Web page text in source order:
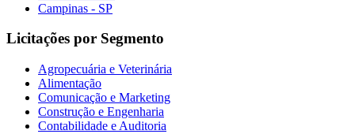
Campinas - SP
Licitações por Segmento
Agropecuária e Veterinária
Alimentação
Comunicação e Marketing
Construção e Engenharia
Contabilidade e Auditoria